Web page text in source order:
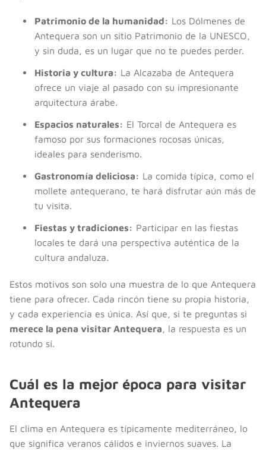
Patrimonio de la humanidad: Los Dólmenes de
Antequera son un sitio Patrimonio de la UNESCO,
y sin duda, es un lugar que no te puedes perder.
Historia y cultura: La Alcazaba de Antequera
ofrece un viaje al pasado con su impresionante
arquitectura árabe.
Espacios naturales: El Torcal de Antequera es
famoso por sus formaciones rocosas únicas,
ideales para senderismo.
Gastronomía deliciosa: La comida típica, como el
mollete antequerano, te hará disfrutar aún más de
tu visita.
Fiestas y tradiciones: Participar en las fiestas
locales te dará una perspectiva auténtica de la
cultura andaluza.
Estos motivos son solo una muestra de lo que Antequera
tiene para ofrecer. Cada rincón tiene su propia historia,
y cada experiencia es única. Así que, si te preguntas si
merece la pena visitar Antequera, la respuesta es un
rotundo sí.
Cuál es la mejor época para visitar
Antequera
El clima en Antequera es típicamente mediterráneo, lo
que significa veranos cálidos e inviernos suaves. La